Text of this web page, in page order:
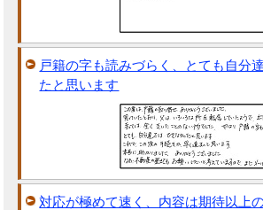
戸籍の字も読みづらく、とても自分
たと思います
対応が極めて速く、内容は期待以上